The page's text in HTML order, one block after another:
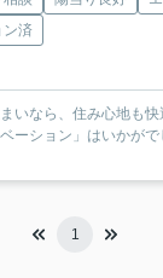
ン済
いなら、住み心地も
ーション」はいかが
1